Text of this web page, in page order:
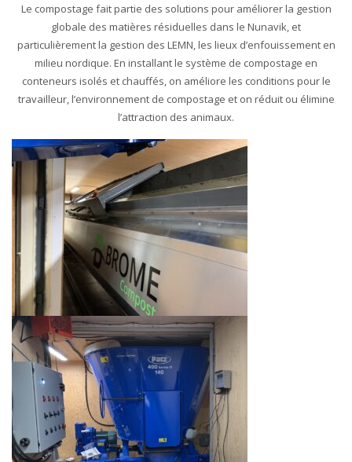
Le compostage fait partie des solutions pour améliorer la gestion
globale des matières résiduelles dans le Nunavik, et
particulièrement la gestion des LEMN, les lieux d’enfouissement en
milieu nordique. En installant le système de compostage en
conteneurs isolés et chauffés, on améliore les conditions pour le
travailleur, l’environnement de compostage et on réduit ou élimine
l’attraction des animaux.